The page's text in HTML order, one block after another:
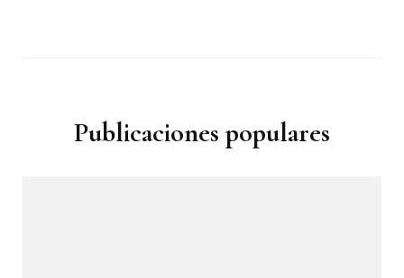
Publicaciones populares